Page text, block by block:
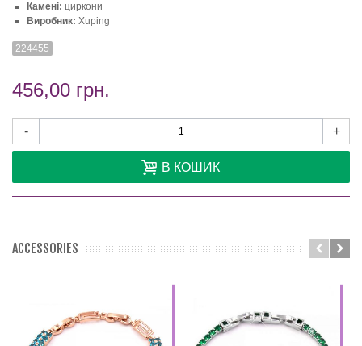
Камені: циркони
Виробник: Xuping
224455
456,00 грн.
- +
В КОШИК
ACCESSORIES